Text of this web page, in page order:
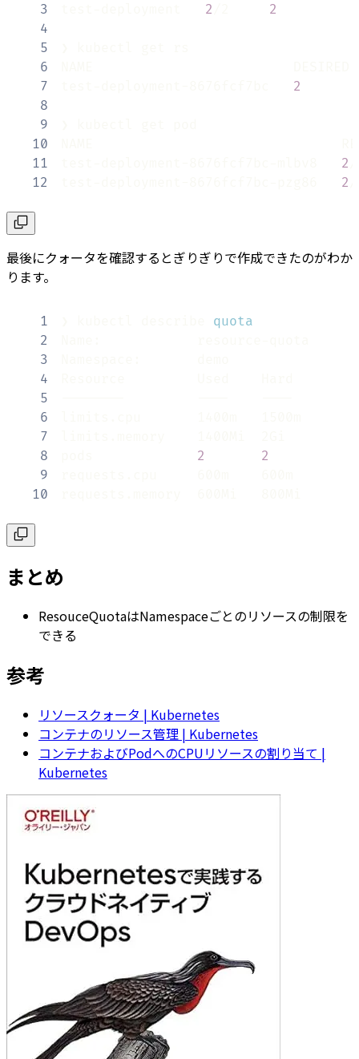
3
2
2
4
5
6
7
2
8
9
10
11
2
12
2
最後にクォータを確認するとぎりぎりで作成できたのがわか
ります。
1
quota
2
3
4
5
6
7
8
2
2
9
10
まとめ
ResouceQuotaはNamespaceごとのリソースの制限を
できる
参考
リソースクォータ | Kubernetes
コンテナのリソース管理 | Kubernetes
コンテナおよびPodへのCPUリソースの割り当て |
Kubernetes